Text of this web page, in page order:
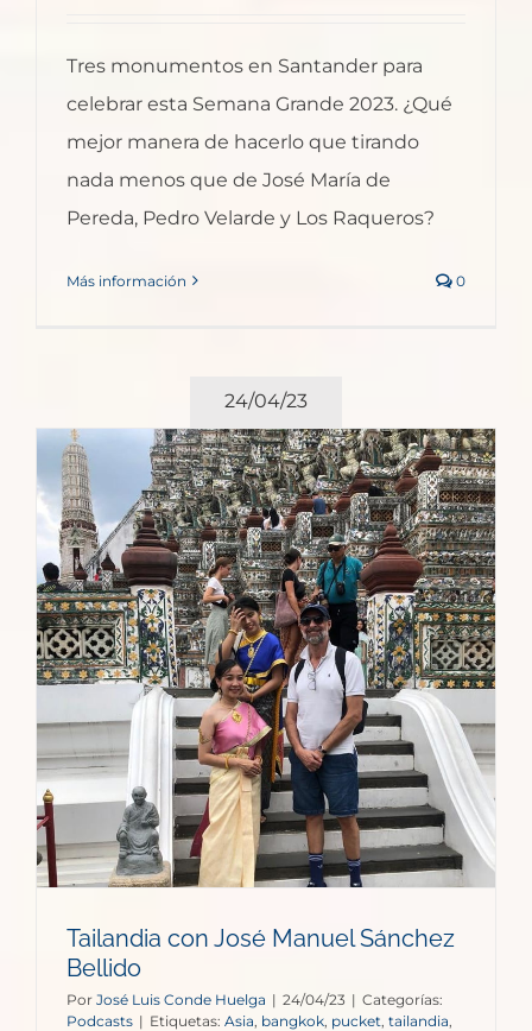
Tres monumentos en Santander para
celebrar esta Semana Grande 2023. ¿Qué
mejor manera de hacerlo que tirando
nada menos que de José María de
Pereda, Pedro Velarde y Los Raqueros?
Más información 0
24/04/23
Tailandia con José Manuel Sánchez
Bellido
Por José Luis Conde Huelga | 24/04/23 | Categorías:
Podcasts | Etiquetas: Asia bangkok pucket tailandia